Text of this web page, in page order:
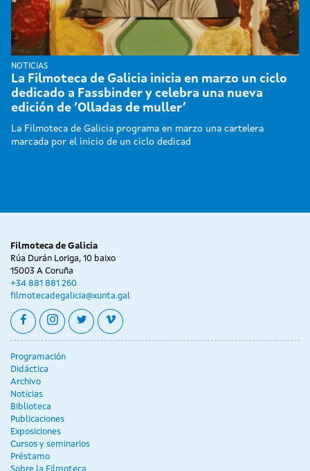
NOTICIAS
La Filmoteca de Galicia inicia en marzo un ciclo
dedicado a Fassbinder y celebra una nueva
edición de ‘Olladas de muller’
La Filmoteca de Galicia programa en marzo una cartelera
marcada por el inicio de un ciclo dedicad
Filmoteca de Galicia
Rúa Durán Loriga, 10 baixo
15003 A Coruña
+34 881 881 260
filmotecadegalicia@xunta.gal
facebookinstagram
twittervimeo
Programación
Didáctica
Archivo
Noticias
Biblioteca
Publicaciones
Exposiciones
Cursos y seminarios
Préstamo